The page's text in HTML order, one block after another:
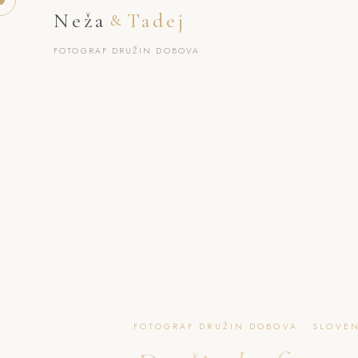
Neža & Tadej
FOTOGRAF DRUŽIN DOBOVA
FOTOGRAF DRUŽIN DOBOVA ·